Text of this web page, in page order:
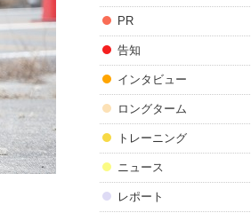
PR
告知
インタビュー
ロングターム
トレーニング
ニュース
レポート